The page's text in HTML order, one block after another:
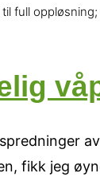
fikk jeg